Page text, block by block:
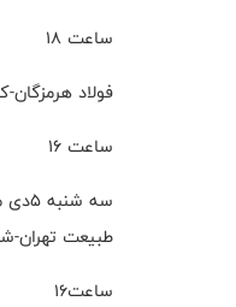
ساعت ۱۸
فولاد هرمزگان-
ساعت ۱۶
سه شنبه ۵دی ماه
طبیعت تهران-
ساعت۱۶